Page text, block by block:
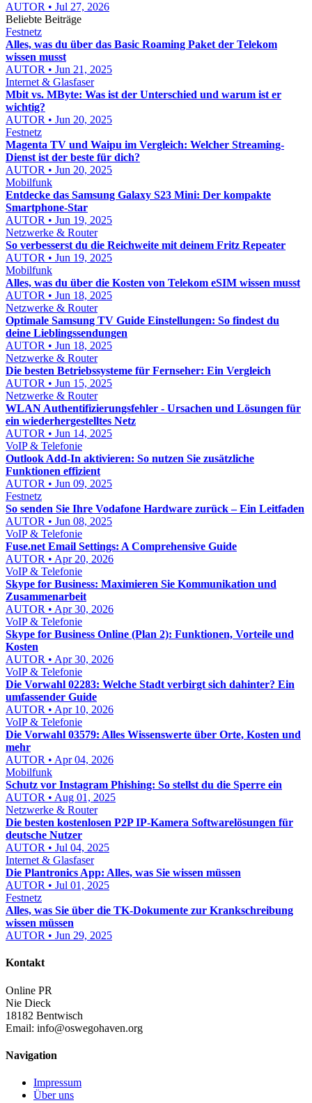
AUTOR • Jul 27, 2026
Beliebte Beiträge
Festnetz
Alles, was du über das Basic Roaming Paket der Telekom
wissen musst
AUTOR • Jun 21, 2025
Internet & Glasfaser
Mbit vs. MByte: Was ist der Unterschied und warum ist er
wichtig?
AUTOR • Jun 20, 2025
Festnetz
Magenta TV und Waipu im Vergleich: Welcher Streaming-
Dienst ist der beste für dich?
AUTOR • Jun 20, 2025
Mobilfunk
Entdecke das Samsung Galaxy S23 Mini: Der kompakte
Smartphone-Star
AUTOR • Jun 19, 2025
Netzwerke & Router
So verbesserst du die Reichweite mit deinem Fritz Repeater
AUTOR • Jun 19, 2025
Mobilfunk
Alles, was du über die Kosten von Telekom eSIM wissen musst
AUTOR • Jun 18, 2025
Netzwerke & Router
Optimale Samsung TV Guide Einstellungen: So findest du
deine Lieblingssendungen
AUTOR • Jun 18, 2025
Netzwerke & Router
Die besten Betriebssysteme für Fernseher: Ein Vergleich
AUTOR • Jun 15, 2025
Netzwerke & Router
WLAN Authentifizierungsfehler - Ursachen und Lösungen für
ein wiederhergestelltes Netz
AUTOR • Jun 14, 2025
VoIP & Telefonie
Outlook Add-In aktivieren: So nutzen Sie zusätzliche
Funktionen effizient
AUTOR • Jun 09, 2025
Festnetz
So senden Sie Ihre Vodafone Hardware zurück – Ein Leitfaden
AUTOR • Jun 08, 2025
VoIP & Telefonie
Fuse.net Email Settings: A Comprehensive Guide
AUTOR • Apr 20, 2026
VoIP & Telefonie
Skype for Business: Maximieren Sie Kommunikation und
Zusammenarbeit
AUTOR • Apr 30, 2026
VoIP & Telefonie
Skype for Business Online (Plan 2): Funktionen, Vorteile und
Kosten
AUTOR • Apr 30, 2026
VoIP & Telefonie
Die Vorwahl 02283: Welche Stadt verbirgt sich dahinter? Ein
umfassender Guide
AUTOR • Apr 10, 2026
VoIP & Telefonie
Die Vorwahl 03579: Alles Wissenswerte über Orte, Kosten und
mehr
AUTOR • Apr 04, 2026
Mobilfunk
Schutz vor Instagram Phishing: So stellst du die Sperre ein
AUTOR • Aug 01, 2025
Netzwerke & Router
Die besten kostenlosen P2P IP-Kamera Softwarelösungen für
deutsche Nutzer
AUTOR • Jul 04, 2025
Internet & Glasfaser
Die Plantronics App: Alles, was Sie wissen müssen
AUTOR • Jul 01, 2025
Festnetz
Alles, was Sie über die TK-Dokumente zur Krankschreibung
wissen müssen
AUTOR • Jun 29, 2025
Kontakt
Online PR
Nie Dieck
18182 Bentwisch
Email: info@oswegohaven.org
Navigation
Impressum
Über uns